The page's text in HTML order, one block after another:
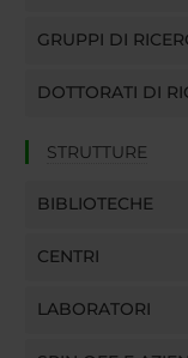
GRUPPI DI
DOTTORATI DI
STRUTTURE
BIBLIOTECHE
CENTRI
LABORATORI